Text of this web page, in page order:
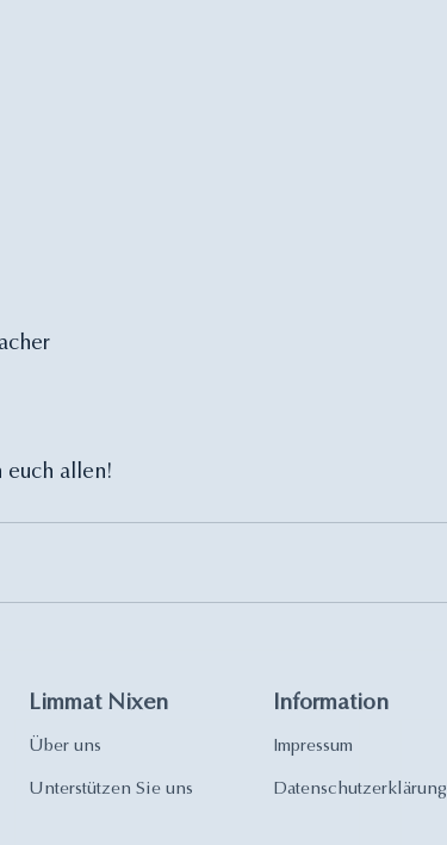
euch allen!
Limmat Nixen
Über uns
Unterstützen Sie uns
Information
Impressum
Datenschutzerklärung